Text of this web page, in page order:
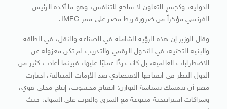
الدولية، وكجسرٍ للتعاون لا ساحةٍ للتنافس، وهو ما أكده الرئيس
الفرنسي مؤخراً من ضرورة ربط مصر على ممر IMEC.
وقال الوزير إن هذه الرؤية الشاملة في الصناعة والنقل، في الطاقة
والبنية التحتية، في التحول الرقمي والتدريب لم تكن معزولة عن
الاضطرابات العالمية، بل كانت ردًّا عمليًا عليها، فبينما أعادت كثير من
الدول النظر في انفتاحها الاقتصادي بعد الأزمات المتتالية، اختارت
مصر أن تتمسك بسياسة التوازن: انفتاح محسوب، إنتاج محلي قوي،
وشراكات استراتيجية متنوعة مع الشرق والغرب على السواء، حيث